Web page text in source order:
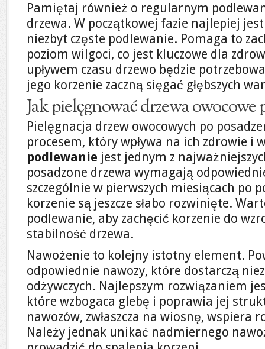
Pamiętaj również o regularnym
drzewa. W początkowej fazie najlepiej
niezbyt częste podlewanie. Pomaga to
poziom wilgoci, co jest kluczowe dla
upływem czasu drzewo będzie
jego korzenie zaczną sięgać głębszych
Jak pielęgnować drzewa owocowe
Pielęgnacja drzew owocowych po
procesem, który wpływa na ich zdrowie i
podlewanie jest jednym z
posadzone drzewa wymagają
szczególnie w pierwszych miesiącach po
korzenie są jeszcze słabo rozwinięte.
podlewanie, aby zachęcić korzenie do
stabilność drzewa.
Nawożenie to kolejny istotny element.
odpowiednie nawozy, które dostarczą
odżywczych. Najlepszym rozwiązaniem
które wzbogaca glebę i poprawia jej
nawozów, zwłaszcza na wiosnę, wspiera
Należy jednak unikać nadmiernego